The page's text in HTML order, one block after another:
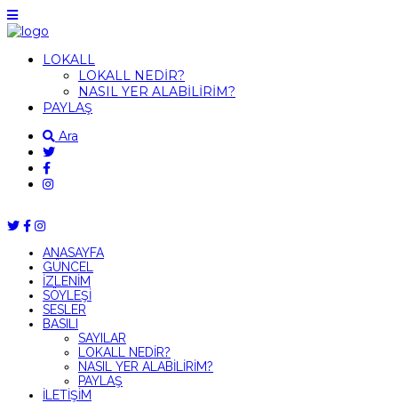
LOKALL
LOKALL NEDİR?
NASIL YER ALABİLİRİM?
PAYLAŞ
Ara
ANASAYFA
GÜNCEL
İZLENİM
SÖYLEŞİ
SESLER
BASILI
SAYILAR
LOKALL NEDİR?
NASIL YER ALABİLİRİM?
PAYLAŞ
İLETİŞİM